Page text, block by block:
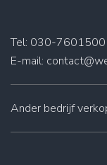
Tel: 030-7601500
E-mail:
Ander bedrijf